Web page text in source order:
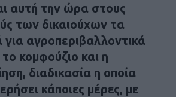
αυτή την ώρα στους
των δικαιούχων τα
αγροπεριβαλλοντικά
κομφούζιο και η
διαδικασία η οποία
κάποιες μέρες, με